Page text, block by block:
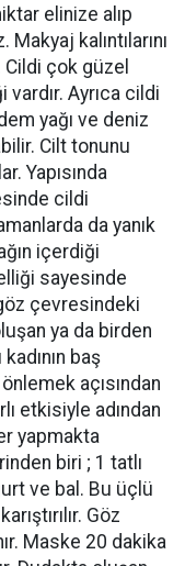
elinize alıp
kalıntılarını
çok güzel
Ayrıca cildi
yağı ve deniz
Cilt tonunu
Yapısında
cildi
da yanık
içerdiği
sayesinde
çevresindeki
ya da birden
baş
açısından
etkisiyle adından
yapmakta
biri ; 1 tatlı
ve bal. Bu üçlü
Göz
Maske 20 dakika